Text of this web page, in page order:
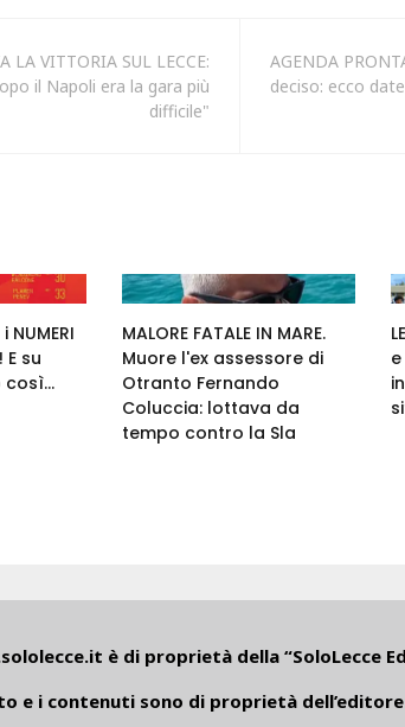
LA VITTORIA SUL LECCE:
il Napoli era la gara più
difficile"
AGENDA
deciso: ecco
E su
così...
MALORE FATALE IN MARE.
Muore l'ex assessore di
Otranto Fernando
Coluccia: lottava da
tempo contro la Sla
è di proprietà della “SoloLecce
e i contenuti sono di proprietà dell’editore